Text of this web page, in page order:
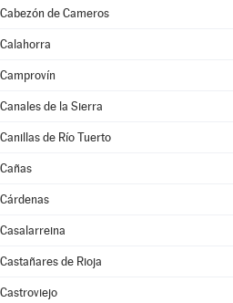
Cabezón de Cameros
Calahorra
Camprovín
Canales de la Sierra
Canillas de Río Tuerto
Cañas
Cárdenas
Casalarreina
Castañares de Rioja
Castroviejo